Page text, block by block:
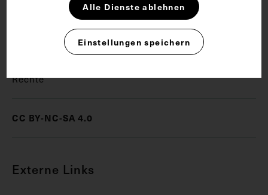
Molekularbiologe
Nobelpreis für Medizin
Rechte
CC BY-NC-SA 4.0
Externe Links
Alle Dienste ablehnen
Einstellungen speichern